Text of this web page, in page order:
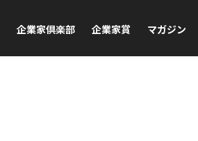
企業家倶楽部 企業家賞 マガジン